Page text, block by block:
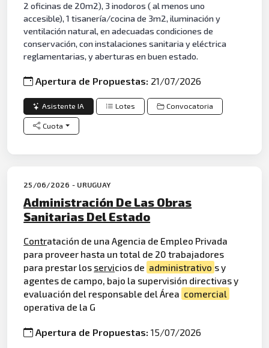
2 oficinas de 20m2), 3 inodoros ( al menos uno
accesible), 1 tisanería/cocina de 3m2, iluminación y
ventilación natural, en adecuadas condiciones de
conservación, con instalaciones sanitaria y eléctrica
reglamentarias, y aberturas en buen estado.
Apertura de Propuestas: 21/07/2026
Asistente IA Lotes Convocatoria
Cuota
25/06/2026 - URUGUAY
Administración De Las Obras
Sanitarias Del Estado
Contratación de una Agencia de Empleo Privada
para proveer hasta un total de 20 trabajadores
para prestar los servicios de administrativo s y
agentes de campo, bajo la supervisión directivas y
evaluación del responsable del Área comercial
operativa de la G
Apertura de Propuestas:15/07/2026